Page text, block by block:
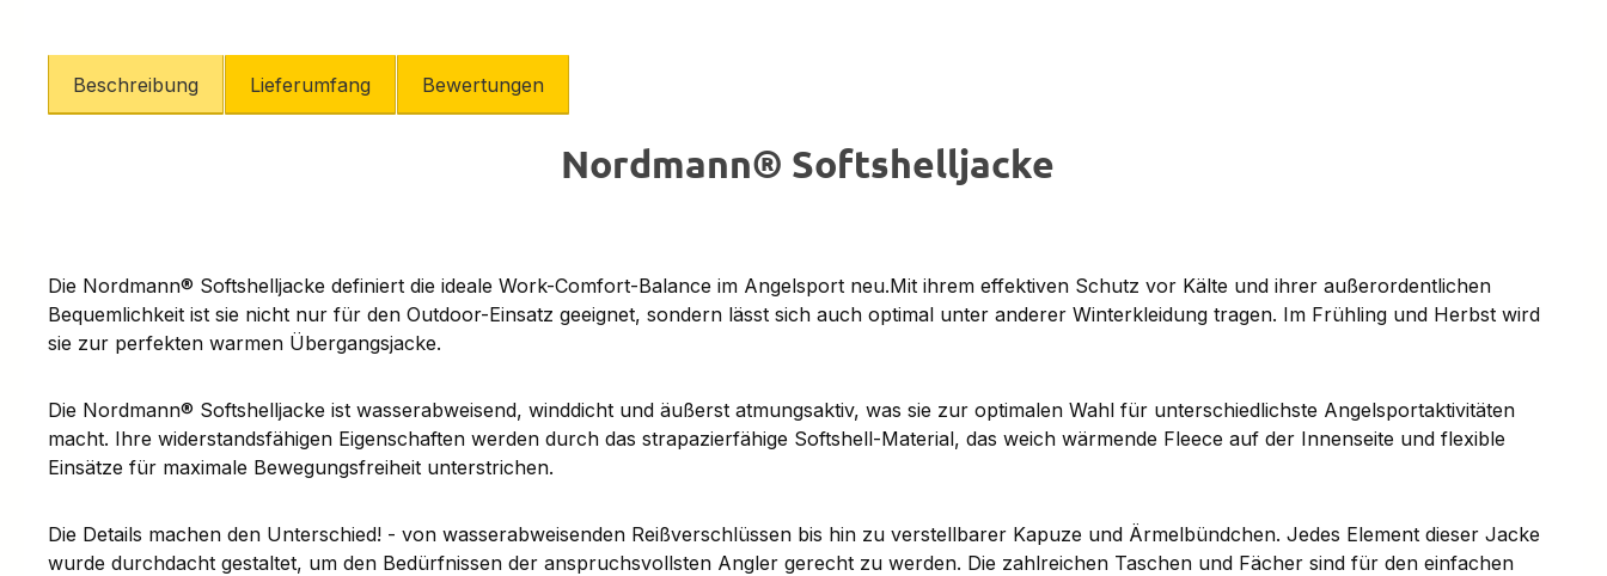
Beschreibung Lieferumfang Bewertungen
Nordmann® Softshelljacke
Die Nordmann® Softshelljacke definiert die ideale Work-Comfort-Balance im Angelsport neu.Mit ihrem effektiven Schutz vor Kälte und ihrer außerordentlichen
Bequemlichkeit ist sie nicht nur für den Outdoor-Einsatz geeignet, sondern lässt sich auch optimal unter anderer Winterkleidung tragen. Im Frühling und Herbst wird
sie zur perfekten warmen Übergangsjacke.
Die Nordmann® Softshelljacke ist wasserabweisend, winddicht und äußerst atmungsaktiv, was sie zur optimalen Wahl für unterschiedlichste Angelsportaktivitäten
macht. Ihre widerstandsfähigen Eigenschaften werden durch das strapazierfähige Softshell-Material, das weich wärmende Fleece auf der Innenseite und flexible
Einsätze für maximale Bewegungsfreiheit unterstrichen.
Die Details machen den Unterschied! - von wasserabweisenden Reißverschlüssen bis hin zu verstellbarer Kapuze und Ärmelbündchen. Jedes Element dieser Jacke
wurde durchdacht gestaltet, um den Bedürfnissen der anspruchsvollsten Angler gerecht zu werden. Die zahlreichen Taschen und Fächer sind für den einfachen